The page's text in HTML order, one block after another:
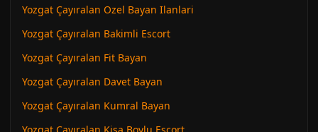
Yozgat Çayıralan Ozel Bayan Ilanlari
Yozgat Çayıralan Bakimli Escort
Yozgat Çayıralan Fit Bayan
Yozgat Çayıralan Davet Bayan
Yozgat Çayıralan Kumral Bayan